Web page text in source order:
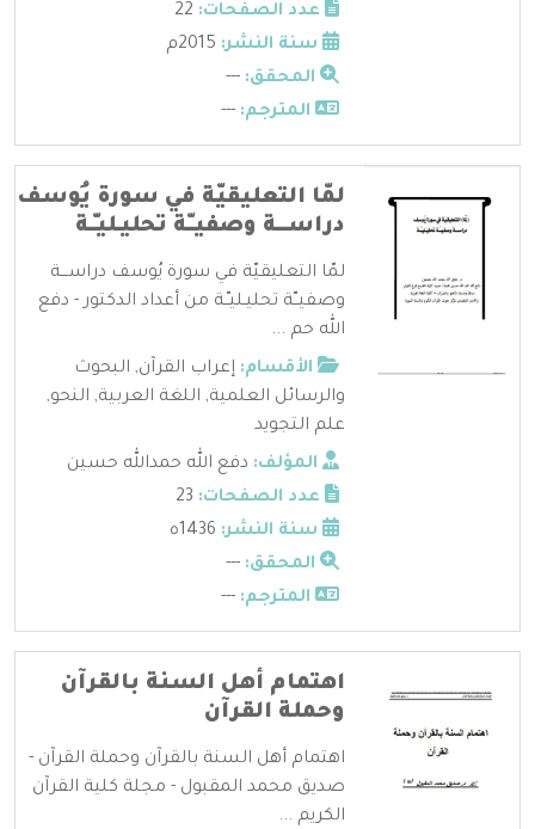
عدد الصفحات:
سنة النشر:
المحقق: ---
المترجم: ---
لمّا التعليقيّة في سورة يُوسف
دراســـة وصفيــّة تحليـليـّـة
لمّا التعليقيّة في سورة يُوسف دراســـة
وصفيــّة تحليـليـّـة من أعداد الدكتور - دفع
الله حم ...
الأقسام: إعراب القرآن, البحوث
والرسائل العلمية, اللغة العربية, النحو,
علم التجويد
المؤلف: دفع الله حمدالله حسين
عدد الصفحات:
سنة النشر:
المحقق: ---
المترجم: ---
اهتمام أهل السنة بالقرآن
وحملة القرآن
اهتمام أهل السنة بالقرآن وحملة القرآن -
صديق محمد المقبول - مجلة كلية القرآن
الكريم ...